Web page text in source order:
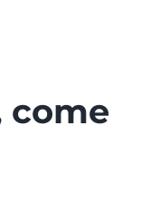
come